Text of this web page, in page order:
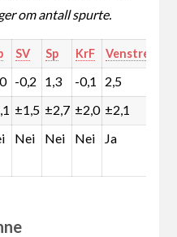
om antall spurte.
SV Sp KrF Venstre
-0,2 1,3 -0,1 2,5
±1,5 ±2,7 ±2,0 ±2,1
Nei Nei Nei Ja